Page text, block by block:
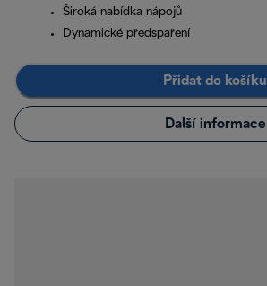
Široká nabídka nápojů
Dynamické předspaření
Přidat do košíku
Další informace